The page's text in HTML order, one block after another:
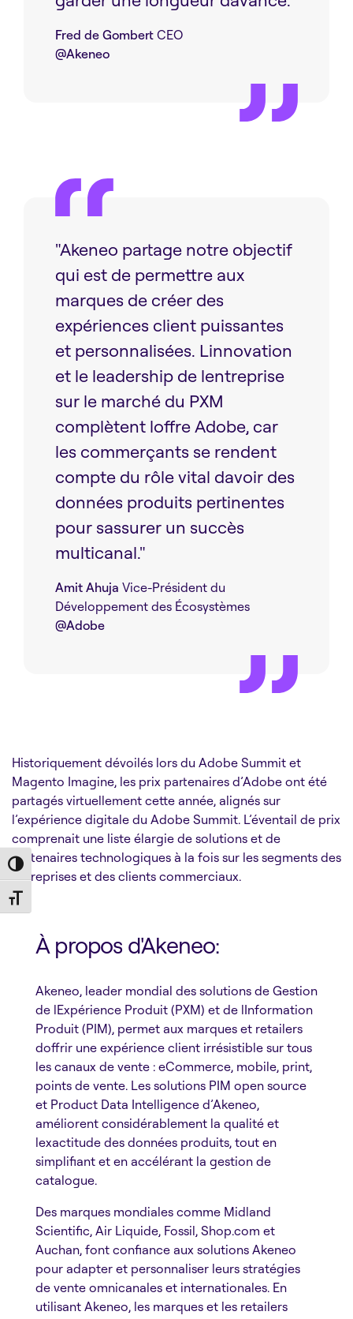
Toggle High Contrast
Toggle Font size
Fred de Gombert CEO
@Akeneo
"Akeneo partage notre objectif
qui est de permettre aux
marques de créer des
expériences client puissantes
et personnalisées. Linnovation
et le leadership de lentreprise
sur le marché du PXM
complètent loffre Adobe, car
les commerçants se rendent
compte du rôle vital davoir des
données produits pertinentes
pour sassurer un succès
multicanal."
Amit Ahuja Vice-Président du
Développement des Écosystèmes
@Adobe
Historiquement dévoilés lors du Adobe Summit et
Magento Imagine, les prix partenaires d’Adobe ont été
partagés virtuellement cette année, alignés sur
l’expérience digitale du Adobe Summit. L’éventail de prix
comprenait une liste élargie de solutions et de
partenaires technologiques à la fois sur les segments des
entreprises et des clients commerciaux.
À propos d'Akeneo:
Akeneo, leader mondial des solutions de Gestion
de lExpérience Produit (PXM) et de lInformation
Produit (PIM), permet aux marques et retailers
doffrir une expérience client irrésistible sur tous
les canaux de vente : eCommerce, mobile, print,
points de vente. Les solutions PIM open source
et Product Data Intelligence d’Akeneo,
améliorent considérablement la qualité et
lexactitude des données produits, tout en
simplifiant et en accélérant la gestion de
catalogue.
Des marques mondiales comme Midland
Scientific, Air Liquide, Fossil, Shop.com et
Auchan, font confiance aux solutions Akeneo
pour adapter et personnaliser leurs stratégies
de vente omnicanales et internationales. En
utilisant Akeneo, les marques et les retailers